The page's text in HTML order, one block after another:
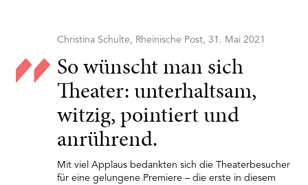
Christina Schulte, Rheinische Post, 31. Mai 2021
So wünscht man sich
Theater: unterhaltsam,
witzig, pointiert und
anrührend.
Mit viel Applaus bedankten sich die Theaterbesucher
für eine gelungene Premiere – die erste in diesem